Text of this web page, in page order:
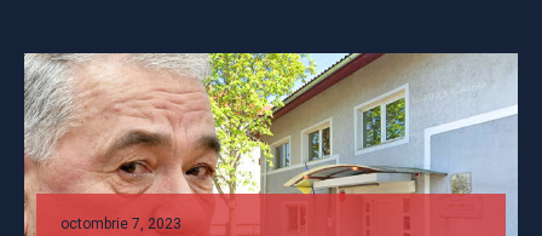
octombrie 7, 2023